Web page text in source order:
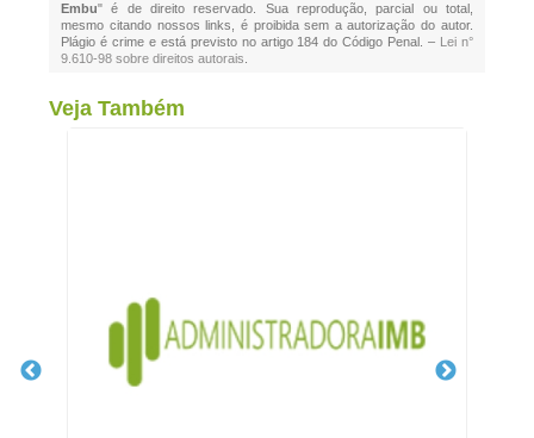
Embu" é de direito reservado. Sua reprodução, parcial ou total,
mesmo citando nossos links, é proibida sem a autorização do autor.
Plágio é crime e está previsto no artigo 184 do Código Penal. – Lei n°
9.610-98 sobre direitos autorais
Veja Também